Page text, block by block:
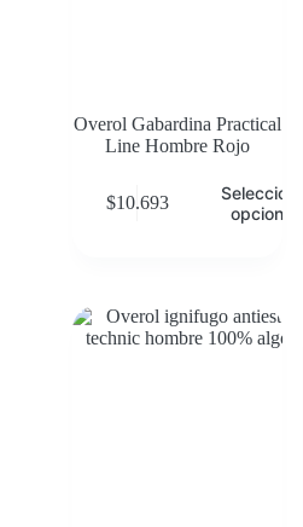
Overol Gabardina Practical
Line Hombre Rojo
$10.693
Seleccionar
opciones